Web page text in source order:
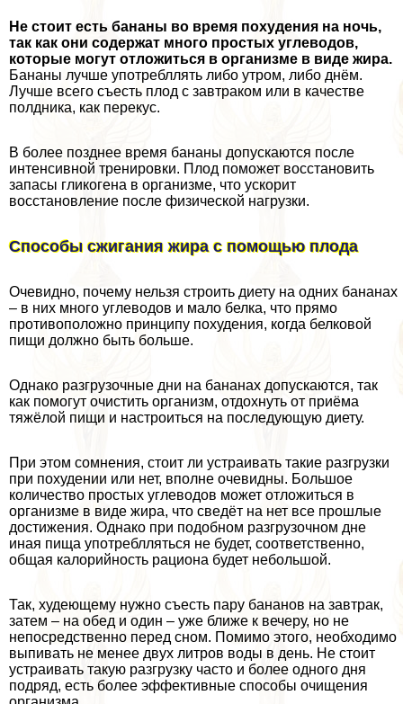
Не стоит есть бананы во время похудения на ночь,
так как они содержат много простых углеводов,
которые могут отложиться в организме в виде жира.
Бананы лучше употрeбллять либо утром, либо днём.
Лучше всего съесть плод с завтpaком или в качестве
полдника, как перекус.
В более позднее время бананы допускаются после
интенсивной тренировки. Плод поможет восстановить
запасы гликогена в организме, что ускорит
восстановление после физической нагрузки.
Способы сжигания жира с помощью плода
Очевидно, почему нельзя строить диету на одних бананах
‒ в них много углеводов и мало белка, что прямо
противоположно принципу похудения, когда белковой
пищи должно быть больше.
Однако разгрузочные дни на бананах допускаются, так
как помогут очистить организм, отдохнуть от приёма
тяжёлой пищи и настроиться на последующую диету.
При этом сомнения, стоит ли устраивать такие разгрузки
при похудении или нет, вполне очевидны. Большое
количество простых углеводов может отложиться в
организме в виде жира, что сведёт на нет все прошлые
достижения. Однако при подобном разгрузочном дне
иная пища употрeблляться не будет, соответственно,
общая калорийность рациона будет небольшой.
Так, худеющему нужно съесть пару бананов на завтpaк,
затем ‒ на обед и один ‒ уже ближе к вечеру, но не
непосредственно перед сном. Помимо этого, необходимо
выпивать не менее двух литров воды в день. Не стоит
устраивать такую разгрузку часто и более одного дня
подряд, есть более эффективные способы очищения